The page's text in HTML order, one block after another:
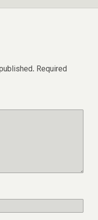
Required